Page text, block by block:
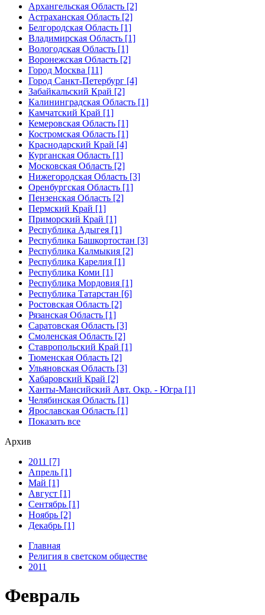
Архангельская Область [2]
Астраханская Область [2]
Белгородская Область [1]
Владимирская Область [1]
Вологодская Область [1]
Воронежская Область [2]
Город Москва [11]
Город Санкт-Петербург [4]
Забайкальский Край [2]
Калининградская Область [1]
Камчатский Край [1]
Кемеровская Область [1]
Костромская Область [1]
Краснодарский Край [4]
Курганская Область [1]
Московская Область [2]
Нижегородская Область [3]
Оренбургская Область [1]
Пензенская Область [2]
Пермский Край [1]
Приморский Край [1]
Республика Адыгея [1]
Республика Башкортостан [3]
Республика Калмыкия [2]
Республика Карелия [1]
Республика Коми [1]
Республика Мордовия [1]
Республика Татарстан [6]
Ростовская Область [2]
Рязанская Область [1]
Саратовская Область [3]
Смоленская Область [2]
Ставропольский Край [1]
Тюменская Область [2]
Ульяновская Область [3]
Хабаровский Край [2]
Ханты-Мансийский Авт. Окр. - Югра [1]
Челябинская Область [1]
Ярославская Область [1]
Показать все
Архив
2011 [7]
Апрель [1]
Май [1]
Август [1]
Сентябрь [1]
Ноябрь [2]
Декабрь [1]
Главная
Религия в светском обществе
2011
Февраль